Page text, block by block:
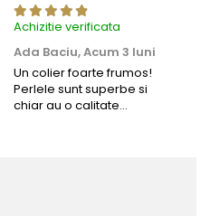
Achizitie verificata
Ada Baciu,Acum 3 luni
Un colier foarte frumos!
Perlele sunt superbe si
chiar au o calitate